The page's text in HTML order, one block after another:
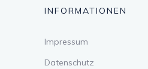
INFORMATIONEN
Impressum
Datenschutz